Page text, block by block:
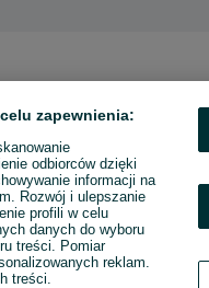
zapewnienia:
odbiorców dzięki
informacji na
Rozwój i ulepszanie
profili w celu
danych do wyboru
treści. Pomiar
reklam.
treści.